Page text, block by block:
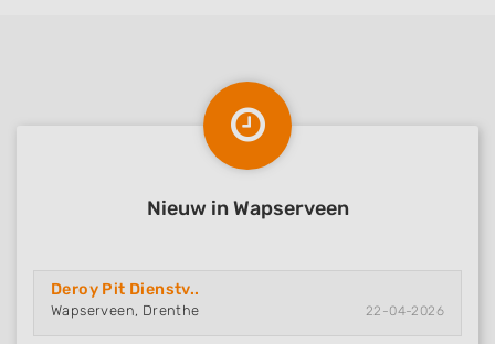
Nieuw in Wapserveen
Deroy Pit Dienstv..
Wapserveen, Drenthe 22-04-2026